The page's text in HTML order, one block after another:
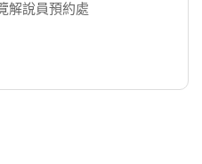
解說員預約處